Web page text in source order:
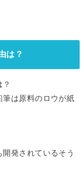
は？
筆は原料のロウが紙
発されているそう